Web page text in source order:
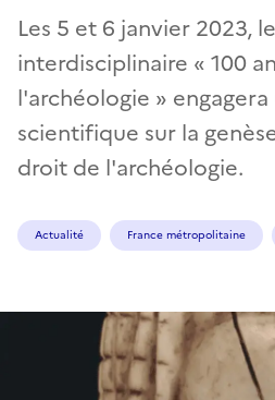
Les 5 et 6 janvier 2023,
interdisciplinaire « 100
l'archéologie »
scientifique sur la
droit de l'archéologie.
Actualité France métropolitaine